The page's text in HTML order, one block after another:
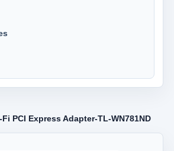
PCI Express Adapter-TL-WN781ND